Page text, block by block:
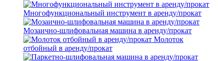
Многофункциональный инструмент в аренду/прокат
Мозаично-шлифовальная машина в аренду/прокат
Молоток
отбойный в аренду/прокат